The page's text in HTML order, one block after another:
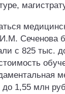
Сеченова
с 825 тыс.
до 1,55 млн